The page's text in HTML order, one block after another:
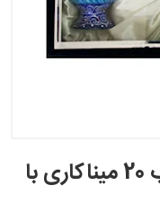
پک هدیه گلدان 16 و بشقاب 20 میناکاری با